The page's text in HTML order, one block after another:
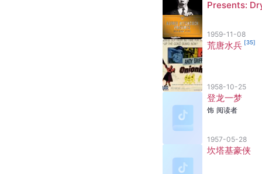
Presents:
1959-11-08
荒唐水兵 [35]
1958-10-25
登龙一梦
饰 阅读者
1957-05-28
坎塔基豪侠